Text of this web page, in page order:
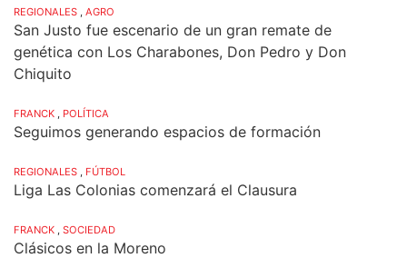
REGIONALES , AGRO
San Justo fue escenario de un gran remate de
genética con Los Charabones, Don Pedro y Don
Chiquito
FRANCK , POLÍTICA
Seguimos generando espacios de formación
REGIONALES , FÚTBOL
Liga Las Colonias comenzará el Clausura
FRANCK , SOCIEDAD
Clásicos en la Moreno